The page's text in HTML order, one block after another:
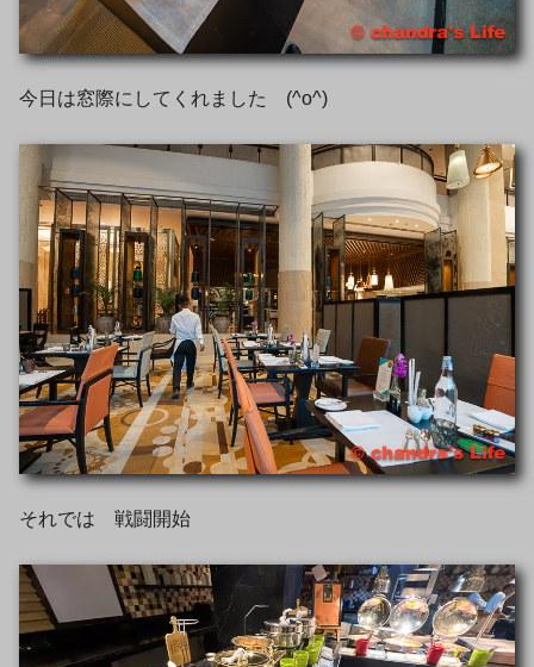
今日は窓際にしてくれました (^o^)
それでは 戦闘開始